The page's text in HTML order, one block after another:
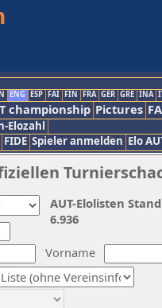
ENG ESP FAI FIN FRA GER GRE INA
championship Pictures
Elozahl
FIDE Spieler anmelden Elo
Vorname
AUT-Elolisten
6.936